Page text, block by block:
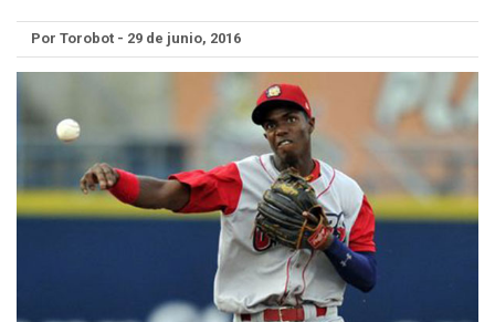
Por Torobot - 29 de junio, 2016